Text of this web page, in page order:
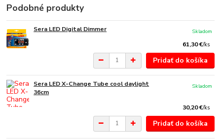
Podobné produkty
Sera LED Digital Dimmer
61,30 €/ks
Skladom
Pridať do košíka
Sera LED X-Change Tube cool daylight
36cm
30,20 €/ks
Skladom
Pridať do košíka